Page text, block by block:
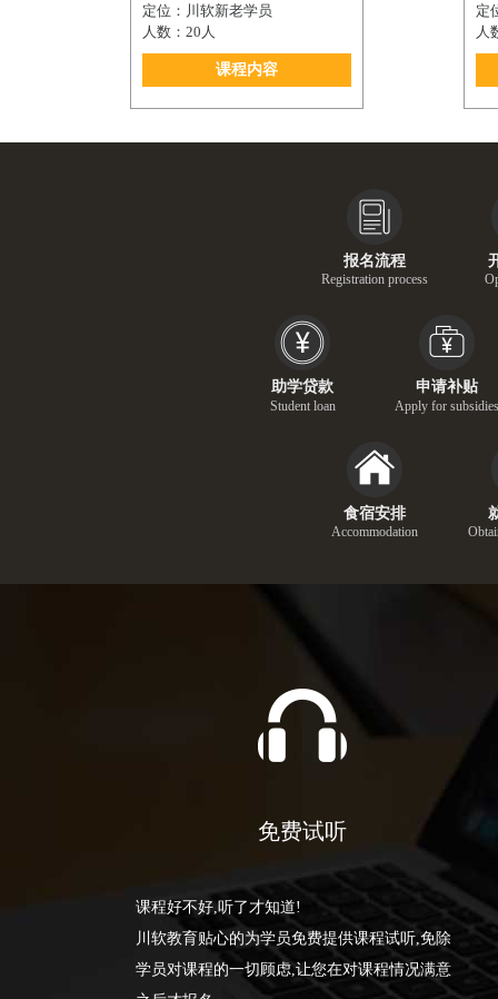
定位：川软新老学员
人数：20人
课程内容
定
人
报名流程
Registration process
助学贷款
Student loan
申请补贴
Apply for subsidies
食宿安排
Accommodation
免费试听
课程好不好,听了才知道!
川软教育贴心的为学员免费提供课程试听,免除
学员对课程的一切顾虑,让您在对课程情况满意